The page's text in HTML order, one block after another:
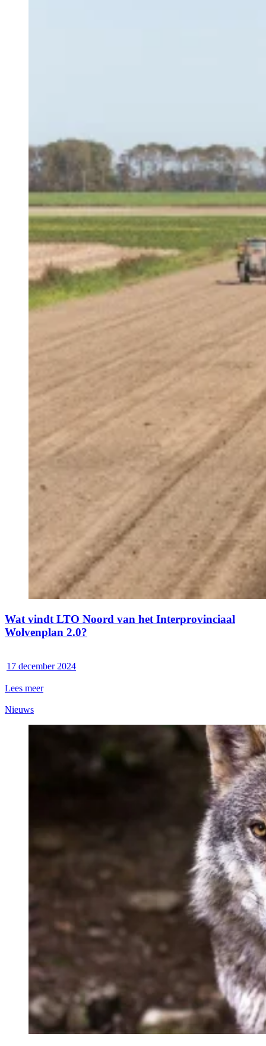
Wat vindt LTO Noord van het Interprovinciaal
Wolvenplan 2.0?
17 december 2024
Lees meer
Nieuws